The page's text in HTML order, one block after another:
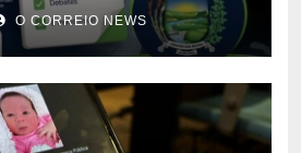
O CORREIO NEWS